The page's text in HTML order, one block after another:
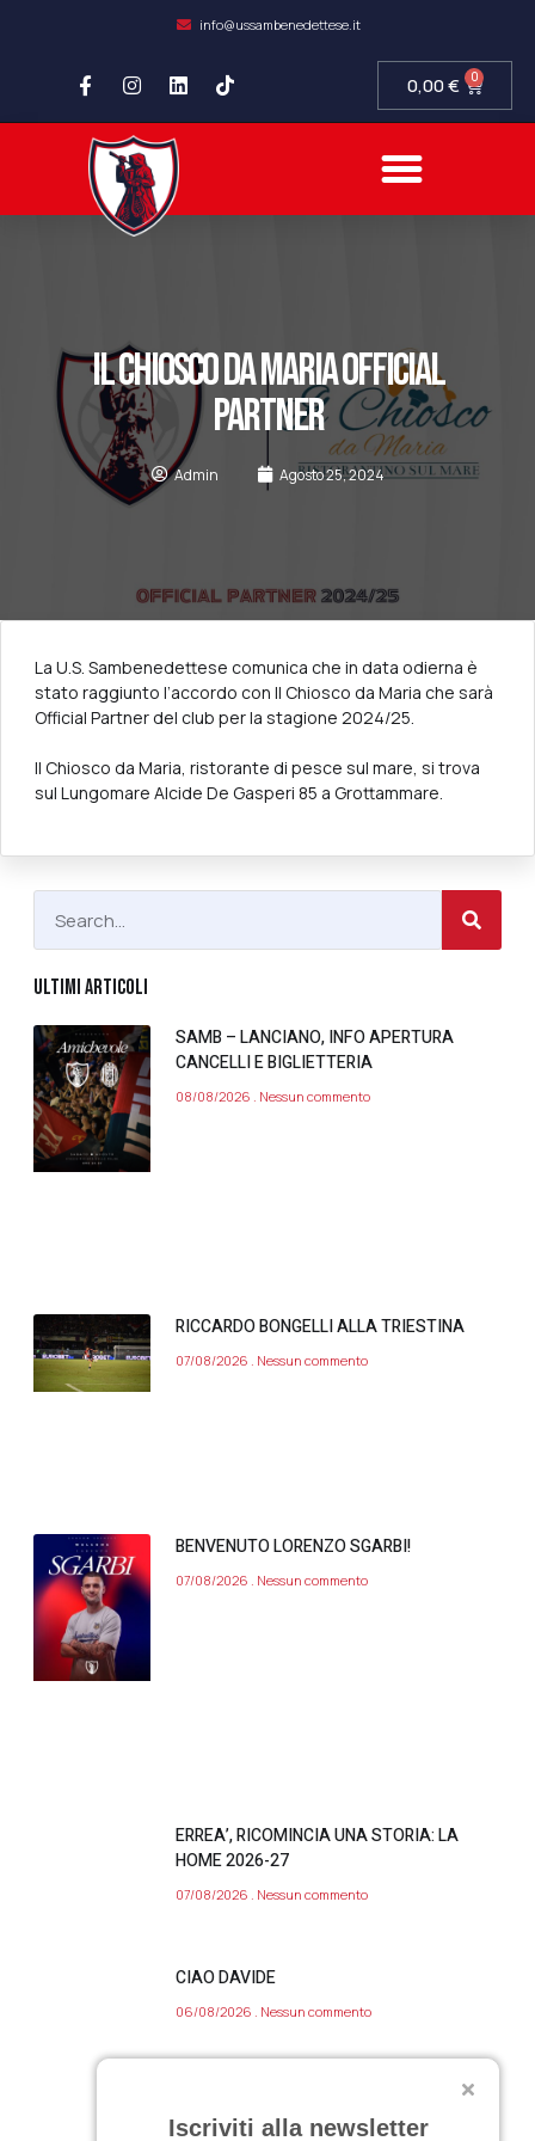
info@ussambenedettese.it
0,00€ 0
IL CHIOSCO DA MARIA OFFICIAL
PARTNER
Admin Agosto 25, 2024
La U.S. Sambenedettese comunica che in data odierna è
stato raggiunto l’accordo con Il Chiosco da Maria che sarà
Official Partner del club per la stagione 2024/25.
Il Chiosco da Maria, ristorante di pesce sul mare, si trova
sul Lungomare Alcide De Gasperi 85 a Grottammare.
ULTIMI ARTICOLI
SAMB – LANCIANO, INFO APERTURA
CANCELLI E BIGLIETTERIA
08/08/2026 Nessun commento
RICCARDO BONGELLI ALLA TRIESTINA
07/08/2026 Nessun commento
BENVENUTO LORENZO SGARBI!
07/08/2026 Nessun commento
ERREA’, RICOMINCIA UNA STORIA: LA
HOME 2026-27
07/08/2026 Nessun commento
CIAO DAVIDE
06/08/2026 Nessun commento
VARIAZIONE APERTURA SAMB STORE 7
Iscriviti alla newsletter